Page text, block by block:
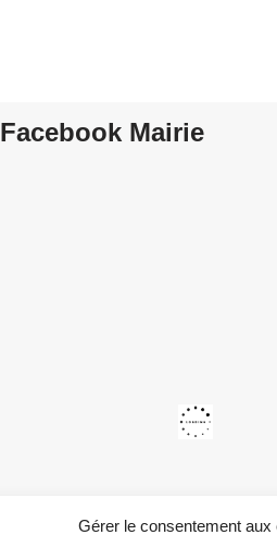
Gérer le consentement aux
Facebook Mairie